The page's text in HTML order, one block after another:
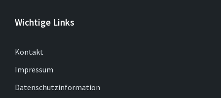
Wichtige Links
Kontakt
Impressum
Datenschutzinformation